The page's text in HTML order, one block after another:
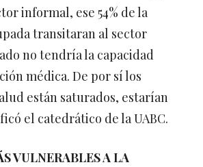
informal, ese 54% de la
transitaran al sector
no tendría la capacidad
médica. De por sí los
están saturados, estarían
el catedrático de la UABC.
VULNERABLES A LA